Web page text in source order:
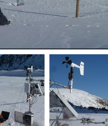
Suivi de l'enneigement sur le secteur de